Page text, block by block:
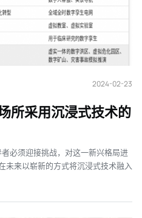
2024-02-23
所采用沉浸式技术的
必须迎接挑战，对这一新兴格局进
未来以崭新的方式将沉浸式技术融入